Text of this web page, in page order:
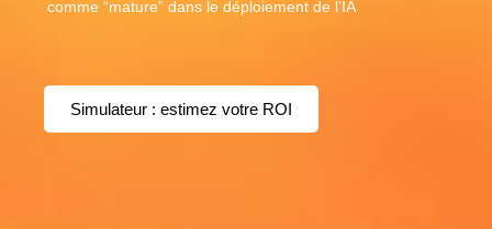
comme “mature” dans le déploiement de l’IA
Simulateur : estimez votre ROI